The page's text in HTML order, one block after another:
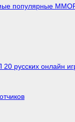
популярные
русских онлайн